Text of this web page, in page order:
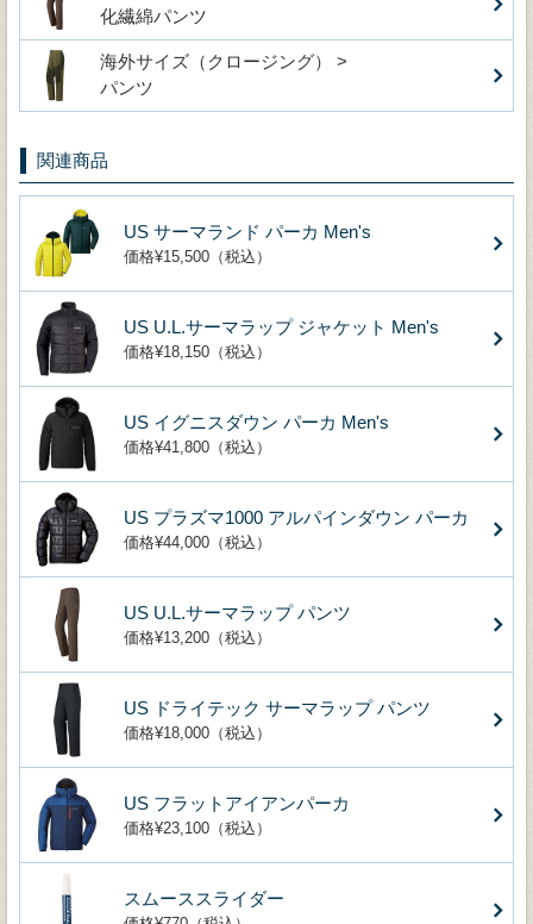
化繊綿パンツ
海外サイズ（クロージング） >
パンツ
関連商品
US サーマランド パーカ Men's
価格¥15,500（税込）
US U.L.サーマラップ ジャケット Men's
価格¥18,150（税込）
US イグニスダウン パーカ Men's
価格¥41,800（税込）
US プラズマ1000 アルパインダウン パーカ
価格¥44,000（税込）
US U.L.サーマラップ パンツ
価格¥13,200（税込）
US ドライテック サーマラップ パンツ
価格¥18,000（税込）
US フラットアイアンパーカ
価格¥23,100（税込）
スムーススライダー